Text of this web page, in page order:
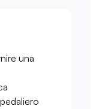
una